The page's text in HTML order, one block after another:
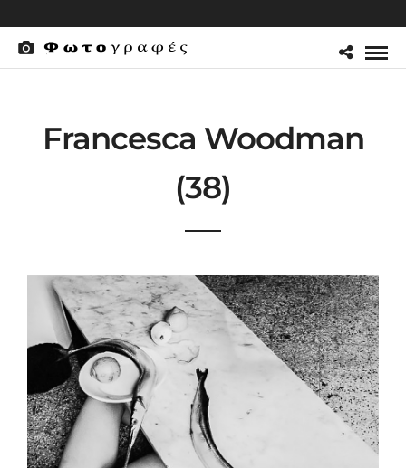
Francesca Woodman
(38)